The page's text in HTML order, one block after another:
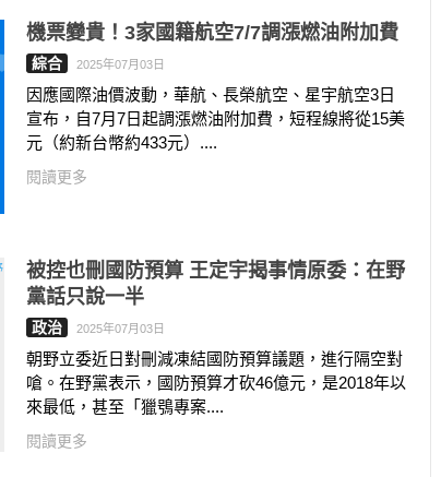
機票變貴！3家國籍航空7/7調漲燃油附加費
綜合 2025年07月03日
因應國際油價波動，華航、長榮航空、星宇航空3日
宣布，自7月7日起調漲燃油附加費，短程線將從15美
元（約新台幣約433元）....
閱讀更多
被控也刪國防預算 王定宇揭事情原委：在野
黨話只說一半
政治 2025年07月03日
朝野立委近日對刪減凍結國防預算議題，進行隔空對
嗆。在野黨表示，國防預算才砍46億元，是2018年以
來最低，甚至「獵鴞專案....
閱讀更多